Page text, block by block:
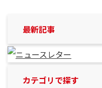
最新記事
カテゴリで探す